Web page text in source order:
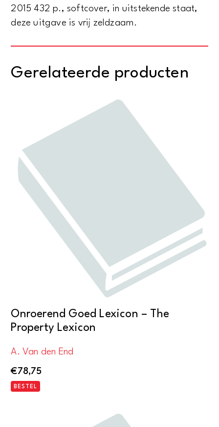
And
The
Assyrian
aantal
2015 432 p., softcover, in uitstekende staat,
deze uitgave is vrij zeldzaam.
Gerelateerde producten
Onroerend Goed Lexicon – The
Property Lexicon
A. Van den End
€78,75
BESTEL